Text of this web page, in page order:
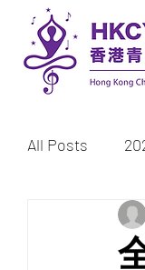
All Posts
書法比賽